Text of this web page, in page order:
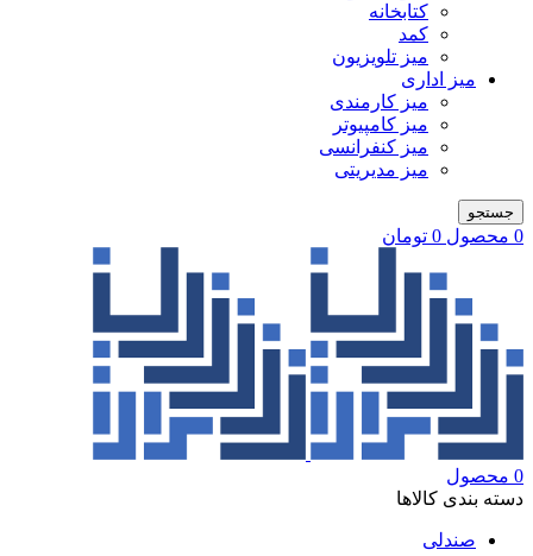
کتابخانه
کمد
میز تلویزیون
میز اداری
میز کارمندی
میز کامپیوتر
میز کنفرانسی
میز مدیریتی
جستجو
0 محصول 0 تومان
0 محصول
دسته بندی کالاها
صندلی